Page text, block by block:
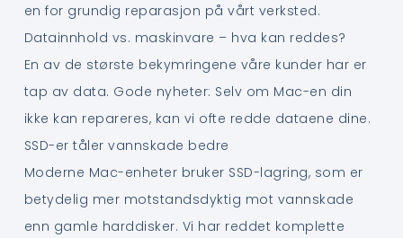
en for grundig reparasjon på vårt verksted.
Datainnhold vs. maskinvare – hva kan reddes?
En av de største bekymringene våre kunder har er
tap av data. Gode nyheter: Selv om Mac-en din
ikke kan repareres, kan vi ofte redde dataene dine.
SSD-er tåler vannskade bedre
Moderne Mac-enheter bruker SSD-lagring, som er
betydelig mer motstandsdyktig mot vannskade
enn gamle harddisker. Vi har reddet komplette